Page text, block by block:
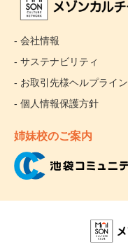
- 会社情報
- サステナビリティ
- お取引先様ヘルプライン
- 個人情報保護方針
姉妹校のご案内